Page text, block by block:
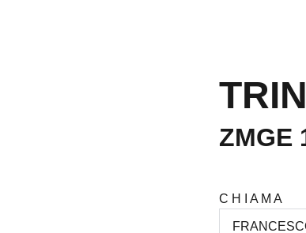
ZMGE
C H I A M A